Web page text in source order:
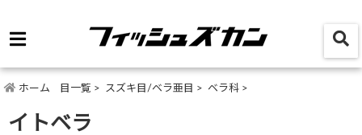
ホーム 目一覧 > スズキ目/ベラ亜目 > ベラ科 >
イトベラ